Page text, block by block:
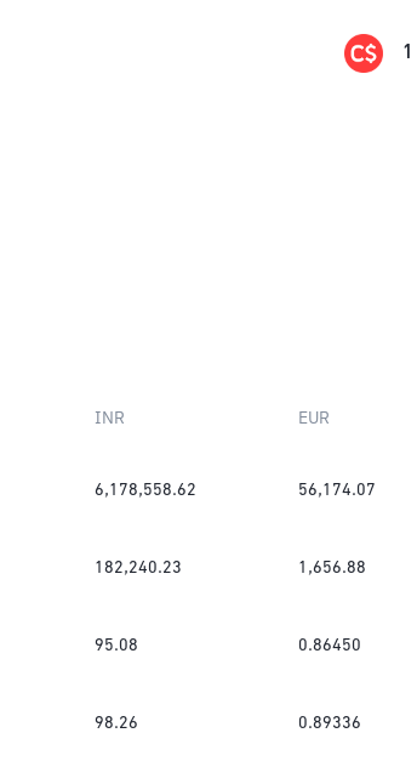
1
INR EUR
6,178,558.62 56,174.07
182,240.23 1,656.88
95.08 0.86450
98.26 0.89336